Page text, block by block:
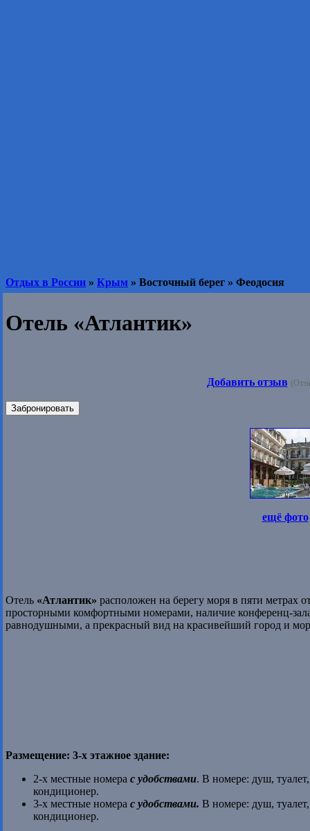
Отдых в России » Крым » Восточный берег » Феодосия
Отель «Атлантик»
Добавить отзыв
Забронировать
ещё фото
Отель «Атлантик» расположен на берегу моря в пяти метрах
просторными комфортными номерами, наличие конференц-
равнодушными, а прекрасный вид на красивейший город и
Размещение: 3-х этажное здание:
2-х местные номера с удобствами. В номере: душ,
кондиционер.
3-х местные номера с удобствами. В номере: душ,
кондиционер.